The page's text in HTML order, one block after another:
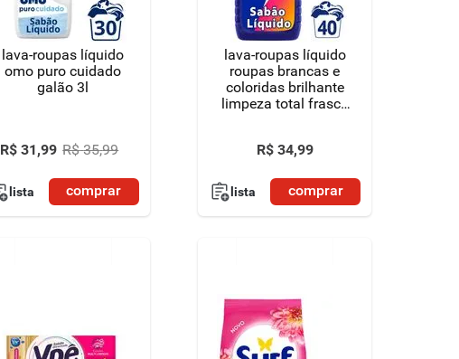
lava-roupas líquido
omo puro cuidado
galão 3l
R$ 31,99 R$ 35,99
lista comprar
lava-roupas líquido
roupas brancas e
coloridas brilhante
limpeza total frasco
R$ 34,99
lista comprar